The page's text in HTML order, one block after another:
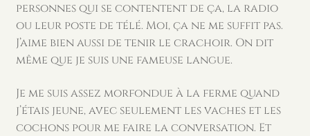
personnes qui se contentent de ça, la radio
ou leur poste de télé. Moi, ça ne me suffit pas.
J’aime bien aussi de tenir le crachoir. On dit
même que je suis une fameuse langue.
Je me suis assez morfondue à la ferme quand
j’étais jeune, avec seulement les vaches et les
cochons pour me faire la conversation. Et